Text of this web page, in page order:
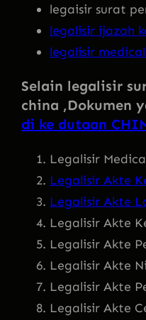
legaisir surat
legalisir ijazah
legalisir
Selain legalisir
china ,Dokumen
di ke dutaan
Legalisir
Legalisir Akte
Legalisir Akte
Legalisir Akte
Legalisir Akte
Legalisir Akte
Legalisir Akte
Legalisir Akte